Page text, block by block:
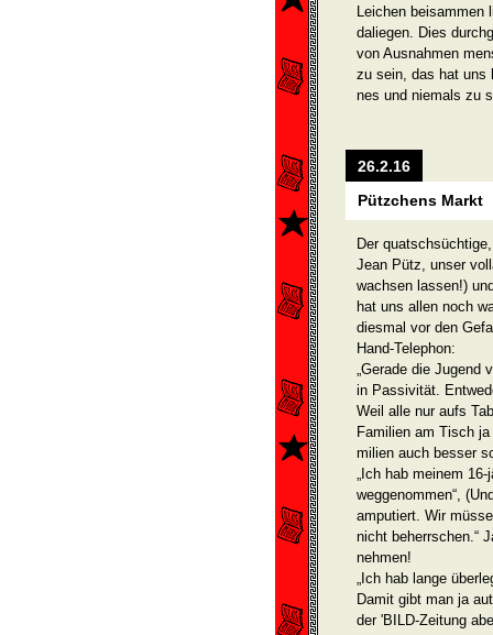
Leichen beisammen
daliegen. Dies
von Ausnahmen
zu sein, das hat uns
nes und niemals zu
26.2.16
Pützchens Markt
Der
Jean Pütz, unser
wachsen lassen!)
hat uns allen noch
diesmal vor den
Hand-Telephon:
„Gerade die Jugend
in Passivität.
Weil alle nur aufs
Familien am Tisch
milien auch besser
„Ich hab meinem
weggenommen“,
amputiert. Wir
nicht beherrschen.“
nehmen!
„Ich hab lange
Damit gibt man ja
der 'BILD-Zeitung